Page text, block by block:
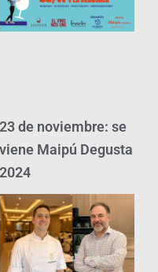
23 de noviembre: se
viene Maipú Degusta
2024